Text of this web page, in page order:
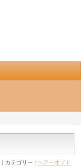
カテゴリー :ヘアーオブド